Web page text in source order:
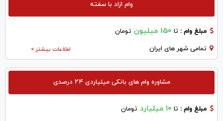
وام ازاد با سفته
مبلغ وام : تا 150 میلیون تومان
اطلاعات بیشتر > تمامی شهر های ایران
مشاوره وام های بانکی میلیاردی ۲۴ درصدی
مبلغ وام : تا ۱۰ میلیارد تومان